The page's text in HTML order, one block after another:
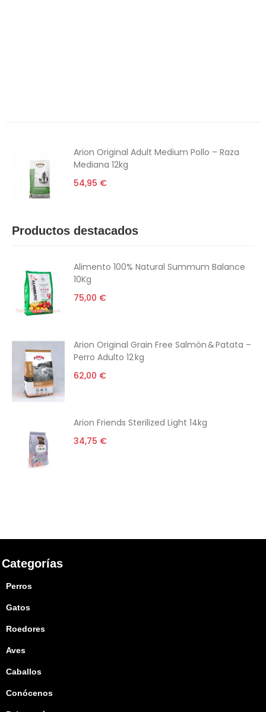
Arion Original Adult Medium Pollo – Raza
Mediana 12kg
54,95 €
Productos destacados
Alimento 100% Natural Summum Balance
10Kg
75,00 €
Arion Original Grain Free Salmón & Patata –
Perro Adulto 12 kg
62,00 €
Arion Friends Sterilized Light 14kg
34,75 €
Categorías
Perros
Gatos
Roedores
Aves
Caballos
Conócenos